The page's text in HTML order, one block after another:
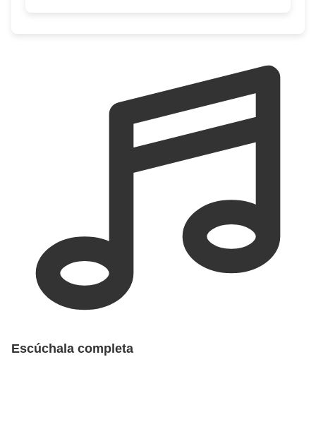
Escúchala completa